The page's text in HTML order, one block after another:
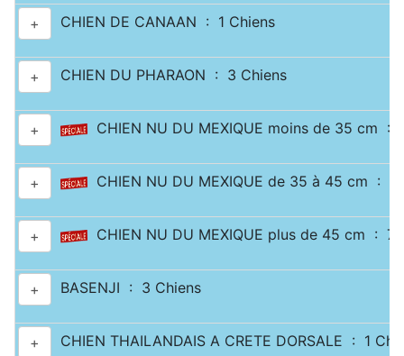
+ CHIEN DE CANAAN : 1 Chiens
+ CHIEN DU PHARAON : 3 Chiens
+ CHIEN NU DU MEXIQUE moins de 35 cm :
+ CHIEN NU DU MEXIQUE de 35 à 45 cm : 1
+ CHIEN NU DU MEXIQUE plus de 45 cm : 7
+ BASENJI : 3 Chiens
+ CHIEN THAILANDAIS A CRETE DORSALE : 1